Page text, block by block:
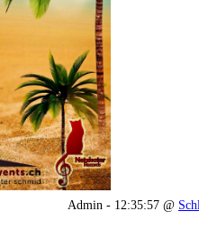
Admin - 12:35:57 @